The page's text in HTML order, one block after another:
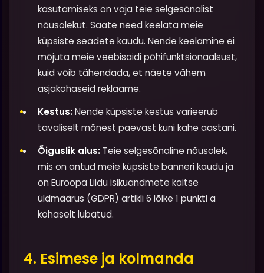
kasutamiseks on vaja teie selgesõnalist
nõusolekut. Saate need keelata meie
küpsiste seadete kaudu. Nende keelamine ei
mõjuta meie veebisaidi põhifunktsionaalsust,
kuid võib tähendada, et näete vähem
asjakohaseid reklaame.
Kestus:Nende küpsiste kestus varieerub
tavaliselt mõnest päevast kuni kahe aastani.
Õiguslik alus: Teie selgesõnaline nõusolek,
mis on antud meie küpsiste bänneri kaudu ja
on Euroopa Liidu isikuandmete kaitse
üldmäärus (GDPR) artikli 6 lõike 1 punkti a
kohaselt lubatud.
4. Esimese ja kolmanda